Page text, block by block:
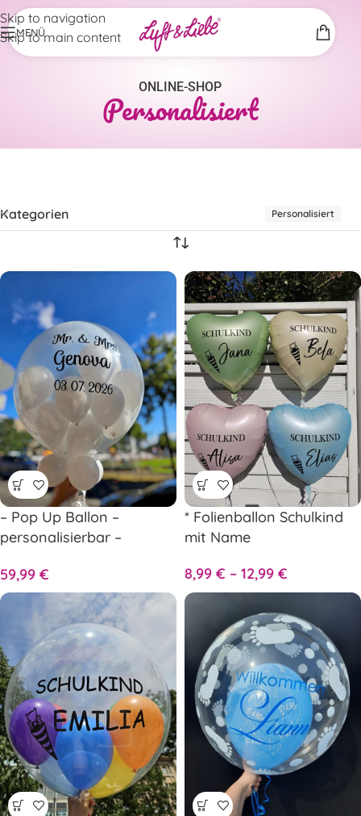
Skip to navigation
Skip to main content
MENÜ
ONLINE-SHOP
Personalisiert
Kategorien Personalisiert
– Pop Up Ballon –
personalisierbar –
Aufstechen – Standesamt
oder Feier
59,99 €
* Folienballon Schulkind
mit Name
8,99 € – 12,99 €